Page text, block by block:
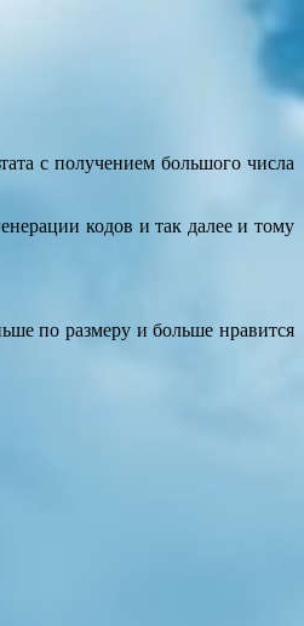
с получением большого числа
кодов и так далее и тому
по размеру и больше нравится